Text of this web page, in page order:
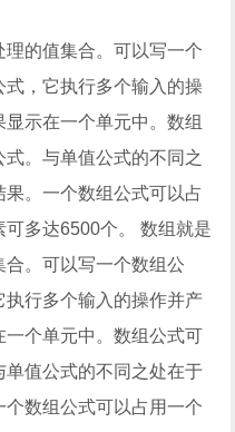
的值集合。可以写一个
，它执行多个输入的操
示在一个单元中。数组
。与单值公式的不同之
。一个数组公式可以占
多达6500个。 数组就是
。可以写一个数组公
行多个输入的操作并产
个单元中。数组公式可
单值公式的不同之处在于
数组公式可以占用一个